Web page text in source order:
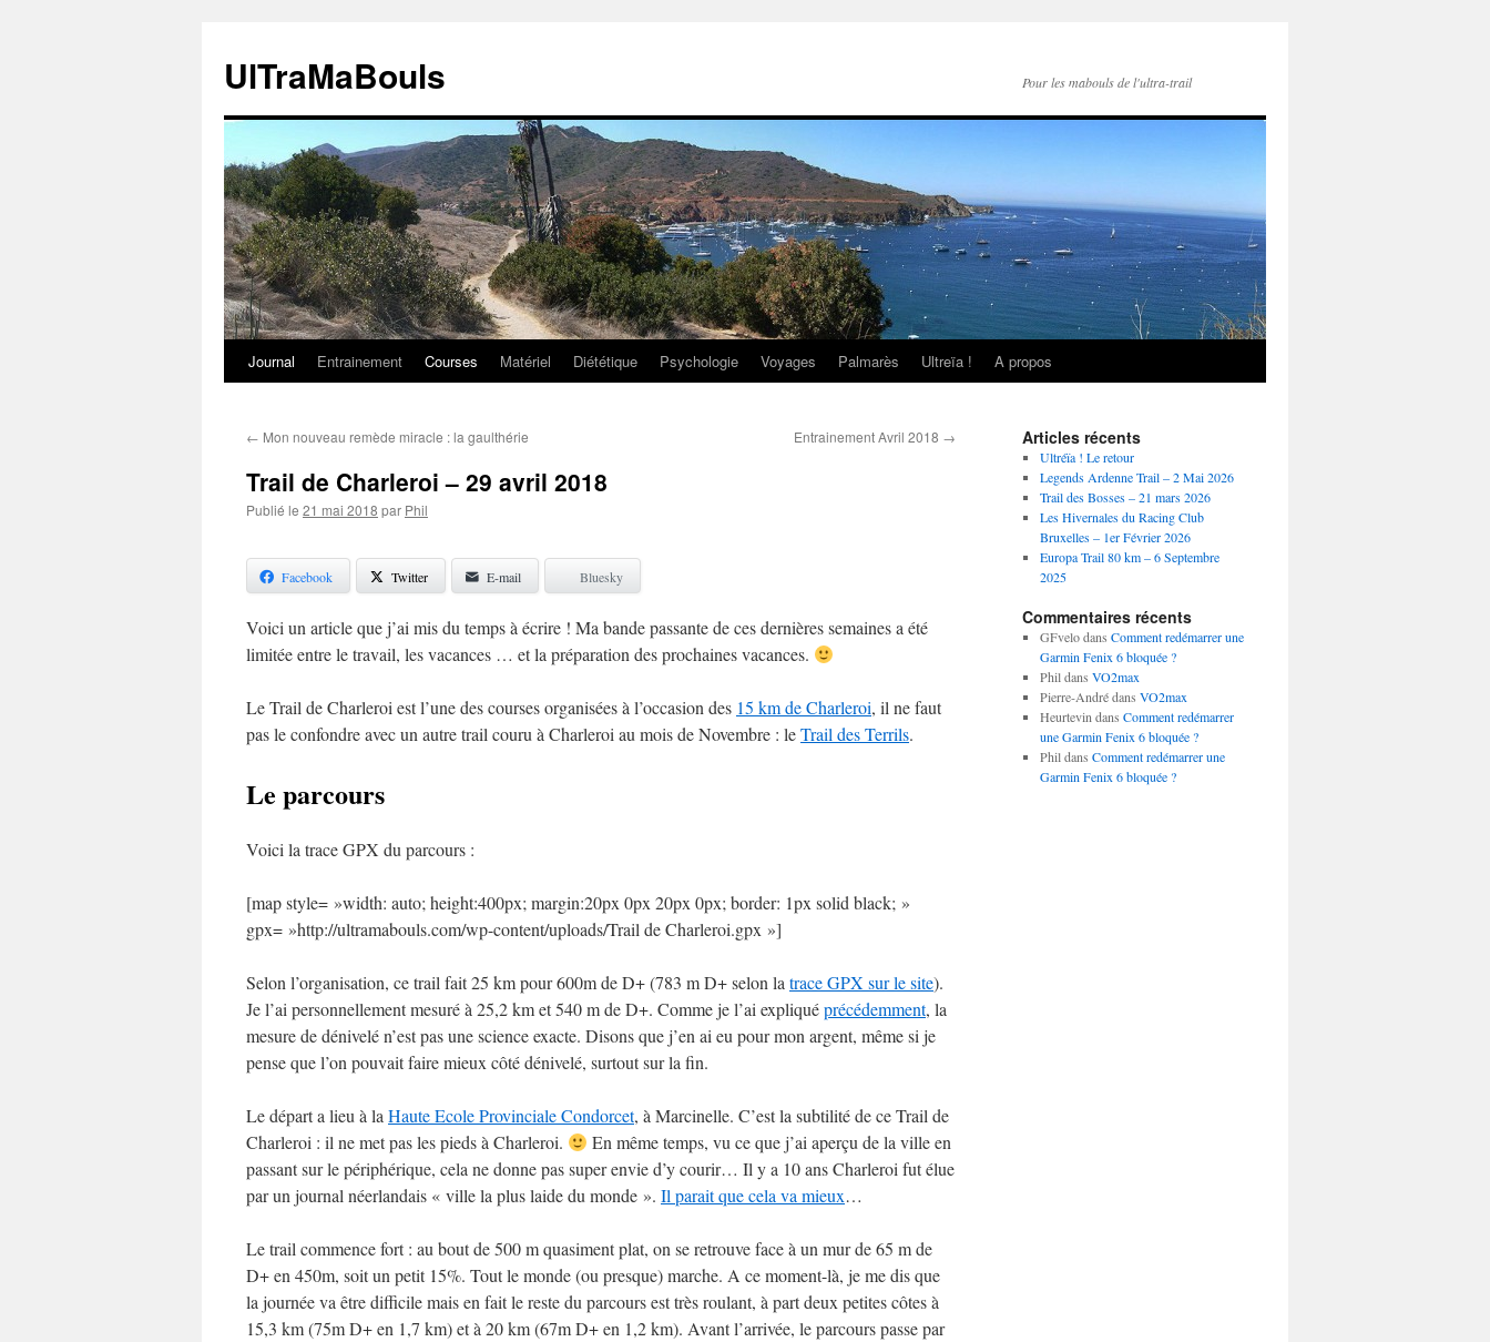
contenu
UlTraMaBouls Pour les mabouls de l'ultra-trail
Journal Entrainement Courses Matériel Diététique Psychologie Voyages Palmarès Ultreïa ! A propos
← Mon nouveau remède miracle : la gaulthérie Entrainement Avril 2018 →
Trail de Charleroi – 29 avril 2018
Publié le 21 mai 2018 par Phil
Facebook Twitter E-mail Bluesky
Voici un article que j’ai mis du temps à écrire ! Ma bande passante de ces dernières semaines a été
limitée entre le travail, les vacances … et la préparation des prochaines vacances.
Le Trail de Charleroi est l’une des courses organisées à l’occasion des 15 km de Charleroi, il ne faut
pas le confondre avec un autre trail couru à Charleroi au mois de Novembre : leTrail des Terrils.
Le parcours
Voici la trace GPX du parcours :
[map style= »width: auto; height:400px; margin:20px 0px 20px 0px; border: 1px solid black; »
gpx= »http://ultramabouls.com/wp-content/uploads/Trail de Charleroi.gpx »]
Selon l’organisation, ce trail fait 25 km pour 600m de D+ (783 m D+ selon latrace GPX sur le site).
Je l’ai personnellement mesuré à 25,2 km et 540 m de D+. Comme je l’ai expliquéprécédemment, la
mesure de dénivelé n’est pas une science exacte. Disons que j’en ai eu pour mon argent, même si je
pense que l’on pouvait faire mieux côté dénivelé, surtout sur la fin.
Le départ a lieu à laHaute Ecole Provinciale Condorcet, à Marcinelle. C’est la subtilité de ce Trail de
Charleroi : il ne met pas les pieds à Charleroi.
En même temps, vu ce que j’ai aperçu de la ville en
passant sur le périphérique, cela ne donne pas super envie d’y courir… Il y a 10 ans Charleroi fut élue
par un journal néerlandais « ville la plus laide du monde ». Il parait que cela va mieux…
Le trail commence fort : au bout de 500 m quasiment plat, on se retrouve face à un mur de 65 m de
D+ en 450m, soit un petit 15%. Tout le monde (ou presque) marche. A ce moment-là, je me dis que
la journée va être difficile mais en fait le reste du parcours est très roulant, à part deux petites côtes à
15,3 km (75m D+ en 1,7 km) et à 20 km (67m D+ en 1,2 km). Avant l’arrivée, le parcours passe par
Articles récents
Ultréïa ! Le retour
Legends Ardenne Trail – 2 Mai 2026
Trail des Bosses – 21 mars 2026
Les Hivernales du Racing Club
Bruxelles – 1er Février 2026
Europa Trail 80 km – 6 Septembre
2025
Commentaires récents
GFvelodans Comment redémarrer une
Garmin Fenix 6 bloquée ?
Phildans VO2max
Pierre-Andrédans VO2max
Heurtevin dans Comment redémarrer
une Garmin Fenix 6 bloquée ?
Phildans Comment redémarrer une
Garmin Fenix 6 bloquée ?